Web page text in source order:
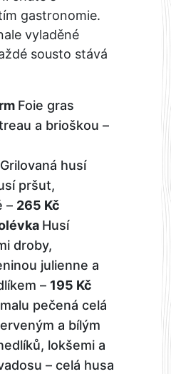
gastronomie.
vyladěné
sousto stává
Foie gras
a brioškou –
Grilovaná husí
pršut,
– 265 Kč
Husí
droby,
julienne a
– 195 Kč
pečená celá
a bílým
lokšemi a
– celá husa